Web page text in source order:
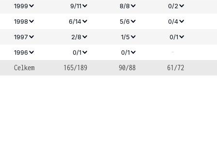
1999
9/11 8/8
0/2
1998
6/14 5/6
0/4
1997
2/8 1/5
0/1
1996
0/1 0/1
-
Celkem
165/189 90/88 61/72